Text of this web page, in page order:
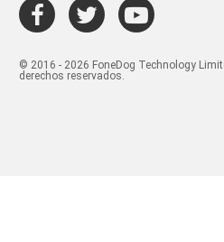
© 2016 - 2026 FoneDog Technology
derechos reservados.